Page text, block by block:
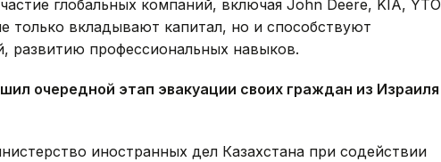
глобальных компаний, включая John Deere, KIA, YTO
только вкладывают капитал, но и способствуют
развитию профессиональных навыков.
очередной этап эвакуации своих граждан из Израиля
иностранных дел Казахстана при содействии